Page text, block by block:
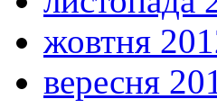
жовтня
вересня